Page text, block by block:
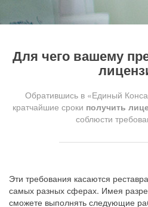
Для чего вашему
Обратившись в «Единый
кратчайшие сроки получить
соблюсти
Эти требования касаются
самых разных сферах. Имея
сможете выполнять следующие